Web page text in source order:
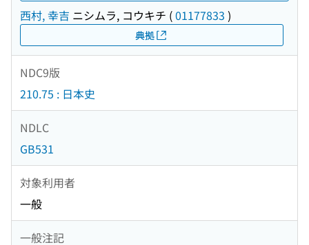
西村, 幸吉 ニシムラ, コウキチ (01177833 )
典拠
NDC9版
210.75 : 日本史
NDLC
GB531
対象利用者
一般
一般注記